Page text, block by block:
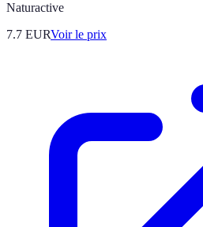
Naturactive
7.7 EURVoir le prix